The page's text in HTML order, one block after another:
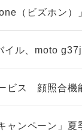
（ビズホン）
イル、moto
ビス 顔照合機
ャンペーン」夏